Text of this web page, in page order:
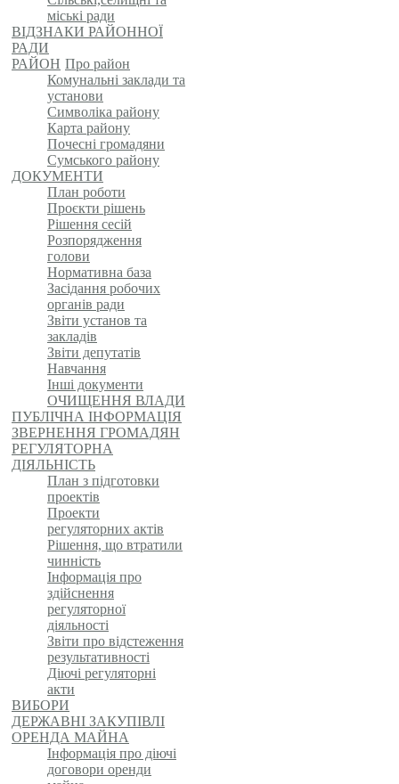
міські ради
ВІДЗНАКИ РАЙОННОЇ
РАДИ
РАЙОН Про район
Комунальні заклади та
установи
Символіка району
Карта району
Почесні громадяни
Сумського району
ДОКУМЕНТИ
План роботи
Проєкти рішень
Рішення сесій
Розпорядження
голови
Нормативна база
Засідання робочих
органів ради
Звіти установ та
закладів
Звіти депутатів
Навчання
Інші документи
ОЧИЩЕННЯ ВЛАДИ
ПУБЛІЧНА ІНФОРМАЦІЯ
ЗВЕРНЕННЯ ГРОМАДЯН
РЕГУЛЯТОРНА
ДІЯЛЬНІСТЬ
План з підготовки
проектів
Проекти
регуляторних актів
Рішення, що втратили
чинність
Інформація про
здійснення
регуляторної
діяльності
Звіти про відстеження
результативності
Діючі регуляторні
акти
ВИБОРИ
ДЕРЖАВНІ ЗАКУПІВЛІ
ОРЕНДА МАЙНА
Інформація про діючі
договори оренди